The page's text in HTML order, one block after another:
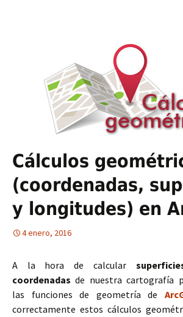
Cálculos
(coordenadas,
y longitudes) en
4 enero, 2016
A la hora de calcular
coordenadas de nuestra cartografía
las funciones de geometría de
correctamente estos cálculos